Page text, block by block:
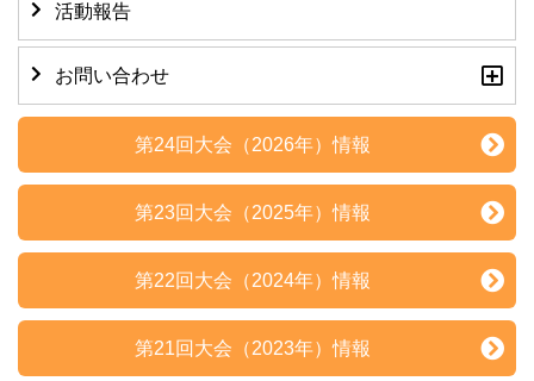
活動報告
お問い合わせ
第24回大会（2026年）情報
第23回大会（2025年）情報
第22回大会（2024年）情報
第21回大会（2023年）情報